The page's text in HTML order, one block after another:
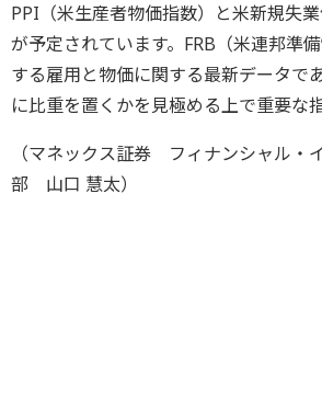
PPI（米生産者物価指数）と米新規失
が予定されています。FRB（米連邦準
する雇用と物価に関する最新データで
に比重を置くかを見極める上で重要な
（マネックス証券 フィナンシャル・
部 山口 慧太）